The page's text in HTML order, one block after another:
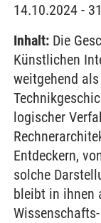
14.10.2024 -
Inhalt: Die
Künstlichen
weitgehend
logischer
Entdeckern,
solche
bleibt in ihnen